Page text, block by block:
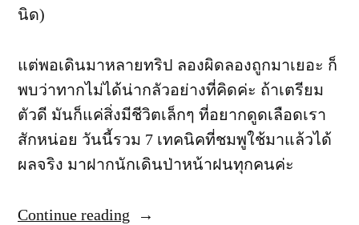
นิด)
แต่พอเดินมาหลายทริป ลองผิดลองถูกมาเยอะ ก็
พบว่าทากไม่ได้น่ากลัวอย่างที่คิดค่ะ ถ้าเตรียม
ตัวดี มันก็แค่สิ่งมีชีวิตเล็กๆ ที่อยากดูดเลือดเรา
สักหน่อย วันนี้รวม 7 เทคนิคที่ชมพูใช้มาแล้วได้
ผลจริง มาฝากนักเดินป่าหน้าฝนทุกคนค่ะ
Continue reading “ทาก